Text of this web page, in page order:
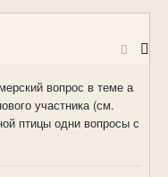
вопрос в теме а
участника (см.
птицы одни вопросы с